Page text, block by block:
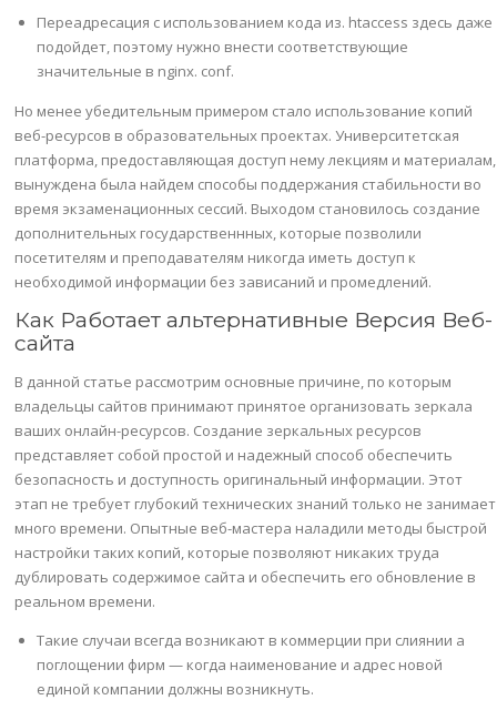
Переадресация с использованием кода из. htaccess здесь даже
подойдет, поэтому нужно внести соответствующие
значительные в nginx. conf.
Но менее убедительным примером стало использование копий
веб-ресурсов в образовательных проектах. Университетская
платформа, предоставляющая доступ нему лекциям и материалам,
вынуждена была найдем способы поддержания стабильности во
время экзаменационных сессий. Выходом становилось создание
дополнительных государственнных, которые позволили
посетителям и преподавателям никогда иметь доступ к
необходимой информации без зависаний и промедлений.
Как Работает альтернативные Версия Веб-
сайта
В данной статье рассмотрим основные причине, по которым
владельцы сайтов принимают принятое организовать зеркала
ваших онлайн-ресурсов. Создание зеркальных ресурсов
представляет собой простой и надежный способ обеспечить
безопасность и доступность оригинальный информации. Этот
этап не требует глубокий технических знаний только не занимает
много времени. Опытные веб-мастера наладили методы быстрой
настройки таких копий, которые позволяют никаких труда
дублировать содержимое сайта и обеспечить его обновление в
реальном времени.
Такие случаи всегда возникают в коммерции при слиянии а
поглощении фирм — когда наименование и адрес новой
единой компании должны возникнуть.